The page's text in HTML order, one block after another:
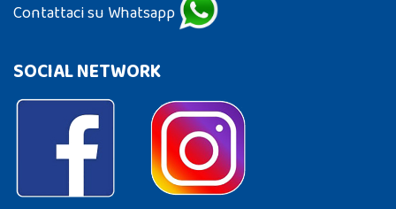
Contattaci su Whatsapp
SOCIAL NETWORK